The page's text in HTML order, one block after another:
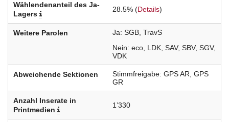
Wählendenanteil des Ja-
Lagers
28.5% (Details)
Weitere Parolen Ja SGB TravS
Nein eco LDK SAV SBV SGV
VDK
Abweichende Sektionen Stimmfreigabe GPSAR GPS
GR
Anzahl Inserate in
Printmedien
1’330